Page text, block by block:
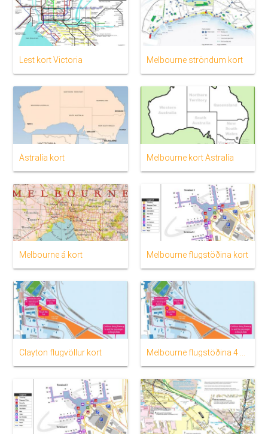
Lest kort Victoria Melbourne ströndum kort
Ástralía kort Melbourne kort Ástralía
Melbourne á kort Melbourne flugstöðina kort
Clayton flugvöllur kort